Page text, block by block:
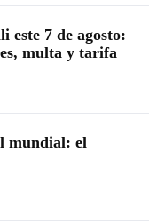
este 7 de agosto:
multa y tarifa
mundial: el